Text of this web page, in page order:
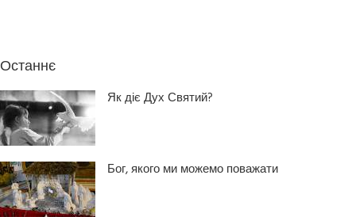
Останнє
Як діє Дух Святий?
Бог, якого ми можемо поважати